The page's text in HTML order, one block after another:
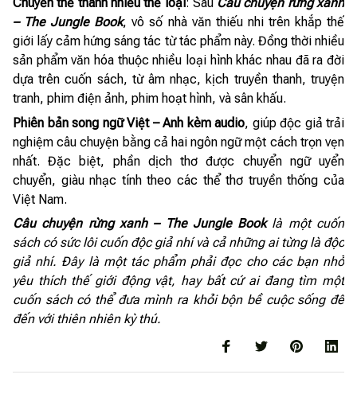
– The Jungle Book, vô số nhà văn thiếu nhi trên khắp thế
giới lấy cảm hứng sáng tác từ tác phẩm này. Đồng thời nhiều
sản phẩm văn hóa thuộc nhiều loại hình khác nhau đã ra đời
dựa trên cuốn sách, từ âm nhạc, kịch truyền thanh, truyện
tranh, phim điện ảnh, phim hoạt hình, và sân khấu.
Phiên bản song ngữ Việt – Anh kèm audio, giúp độc giả trải
nghiệm câu chuyện bằng cả hai ngôn ngữ một cách trọn vẹn
nhất. Đặc biệt, phần dịch thơ được chuyển ngữ uyển
chuyển, giàu nhạc tính theo các thể thơ truyền thống của
Việt Nam.
Câu chuyện rừng xanh – The Jungle Booklà một cuốn
sách có sức lôi cuốn độc giả nhí và cả những ai từng là độc
giả nhí. Đây là một tác phẩm phải đọc cho các bạn nhỏ
yêu thích thế giới động vật, hay bất cứ ai đang tìm một
cuốn sách có thể đưa mình ra khỏi bộn bề cuộc sống để
đến với thiên nhiên kỳ thú.